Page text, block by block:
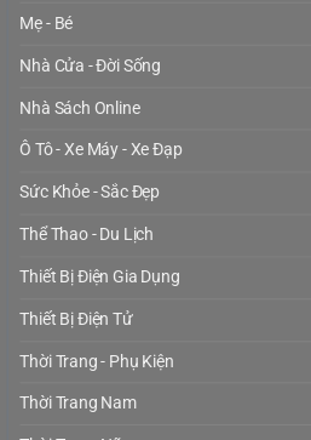
Mẹ - Bé
Nhà Cửa - Đời Sống
Nhà Sách Online
Ô Tô - Xe Máy - Xe Đạp
Sức Khỏe - Sắc Đẹp
Thể Thao - Du Lịch
Thiết Bị Điện Gia Dụng
Thiết Bị Điện Tử
Thời Trang - Phụ Kiện
Thời Trang Nam